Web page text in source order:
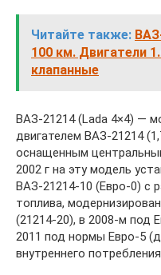
Читайте также:
100 км. Двигатели
клапанные
ВАЗ-21214 (Lada 4×4) —
двигателем ВАЗ-21214
оснащенным
2002 г на эту модель
ВАЗ-21214-10 (Евро-0) с
топлива,
(21214-20), в 2008-м под
2011 под нормы Евро-5
внутреннего